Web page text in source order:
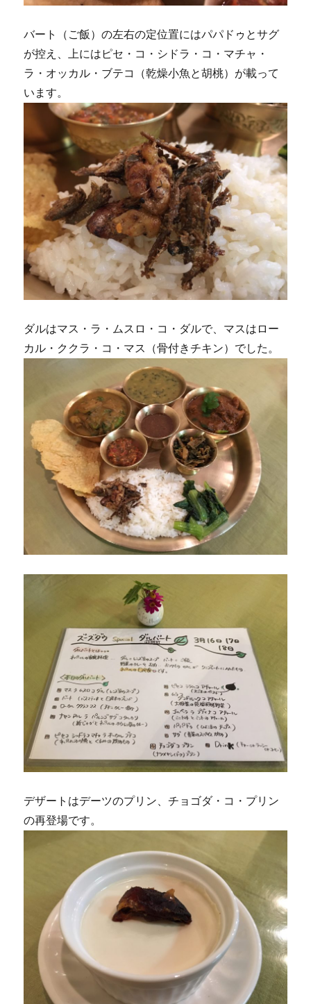
バート（ご飯）の左右の定位置にはパパドゥとサグ
が控え、上にはピセ・コ・シドラ・コ・マチャ・
ラ・オッカル・ブテコ（乾燥小魚と胡桃）が載って
います。
ダルはマス・ラ・ムスロ・コ・ダルで、マスはロー
カル・ククラ・コ・マス（骨付きチキン）でした。
デザートはデーツのプリン、チョゴダ・コ・プリン
の再登場です。